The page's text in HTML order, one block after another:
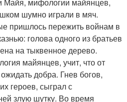
шумно играли в мяч.
пришлось пережить войнам в
голова одного из братьев
на тыквенное дерево.
майянцев, учит, что от
добра. Гнев богов,
героев, сыграл с
злую шутку. Во время